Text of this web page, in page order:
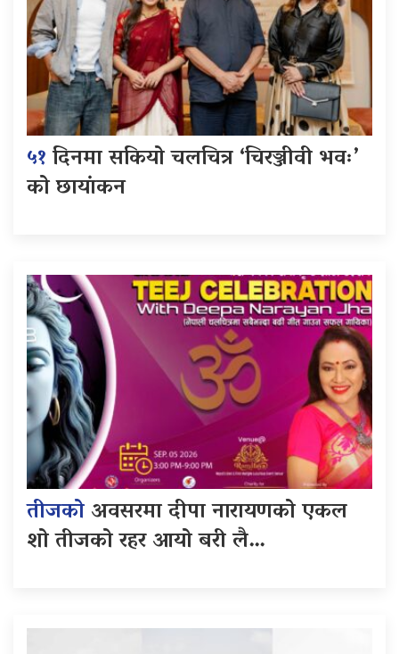
५१दिनमा सकियो चलचित्र ‘चिरञ्जीवी भवः’
को छायांकन
तीजकोअवसरमा दीपा नारायणको एकल
शो तीजको रहर आयो बरी लै…